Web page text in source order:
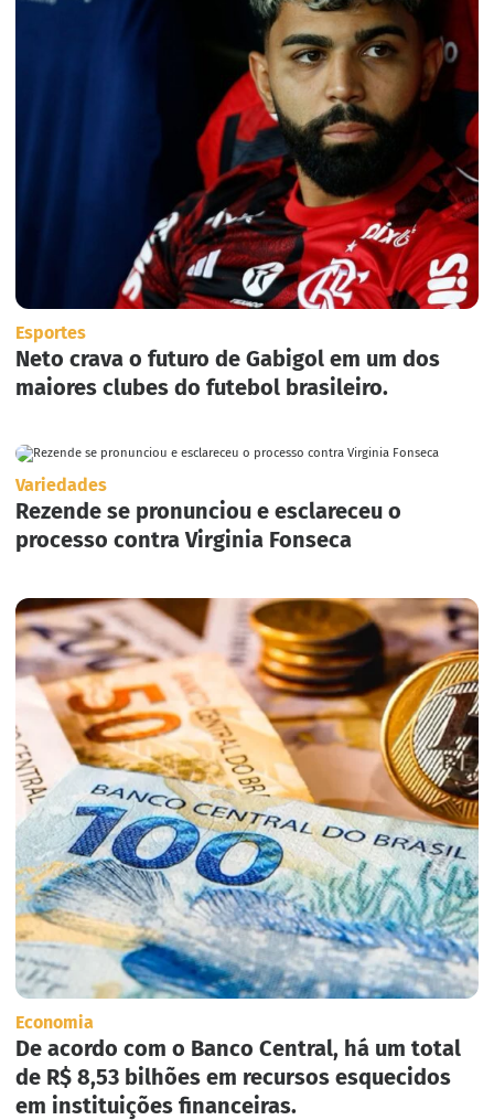
Esportes
Neto crava o futuro de Gabigol em um dos
maiores clubes do futebol brasileiro.
Variedades
Rezende se pronunciou e esclareceu o
processo contra Virginia Fonseca
Economia
De acordo com o Banco Central, há um total
de R$ 8,53 bilhões em recursos esquecidos
em instituições financeiras.